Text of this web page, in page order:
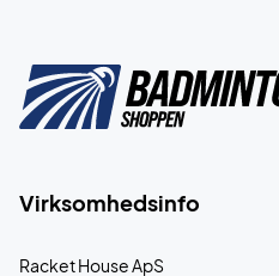
Virksomhedsinfo
Racket House ApS